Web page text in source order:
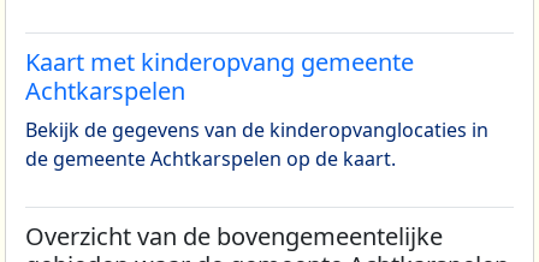
Kaart met kinderopvang gemeente
Achtkarspelen
Bekijk de gegevens van de kinderopvanglocaties in
de gemeente Achtkarspelen op de kaart.
Overzicht van de bovengemeentelijke